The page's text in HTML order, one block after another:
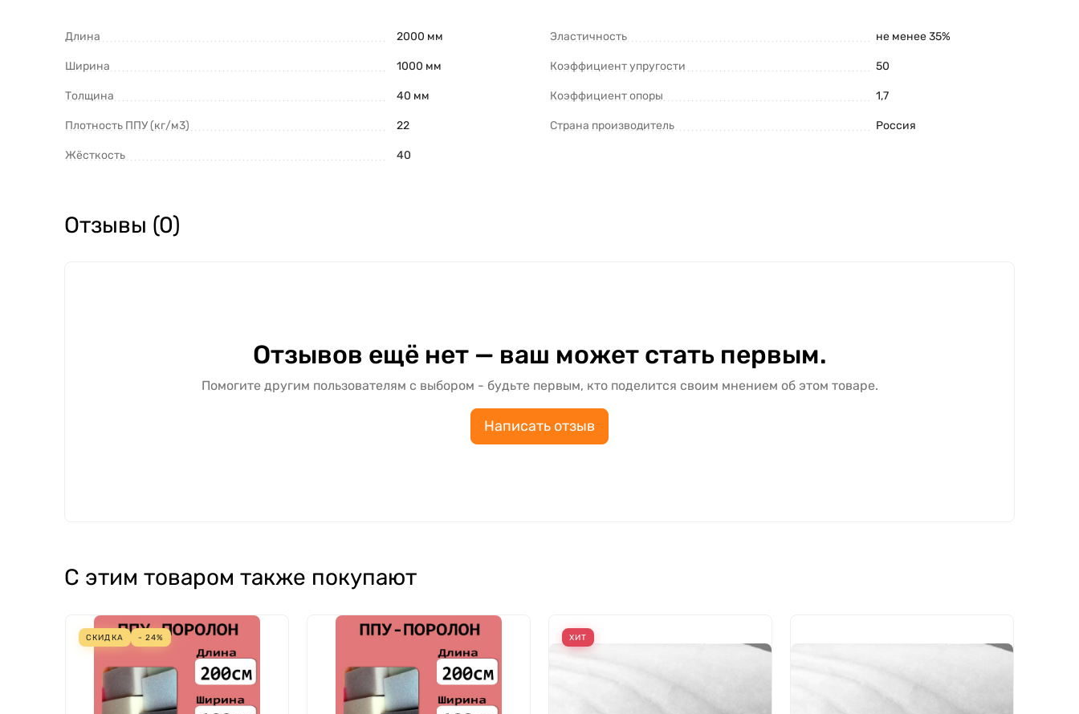
Длина 2000 мм
Ширина 1000 мм
Толщина 40 мм
Плотность ППУ (кг/м3) 22
Жёсткость 40
Эластичность не менее 35%
Коэффициент упругости 50
Коэффициент опоры 1,7
Страна производитель Россия
Отзывы (0)
Отзывов ещё нет — ваш может стать первым.
Помогите другим пользователям с выбором - будьте первым, кто поделится своим мнением об этом товаре.
Написать отзыв
С этим товаром также покупают
СКИДКА - 24% ХИТ